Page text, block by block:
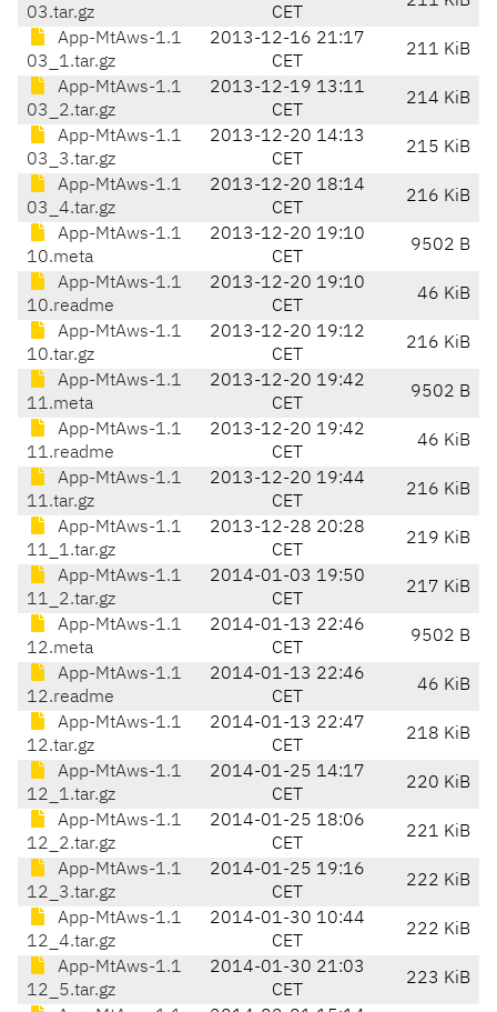
03.tar.gz CET
App-MtAws-1.1
03_1.tar.gz
2013-12-16 21:17
CET
211 KiB
App-MtAws-1.1
03_2.tar.gz
2013-12-19 13:11
CET
214 KiB
App-MtAws-1.1
03_3.tar.gz
2013-12-20 14:13
CET
215 KiB
App-MtAws-1.1
03_4.tar.gz
2013-12-20 18:14
CET
216 KiB
App-MtAws-1.1
10.meta
2013-12-20 19:10
CET
9502 B
App-MtAws-1.1
10.readme
2013-12-20 19:10
CET
46 KiB
App-MtAws-1.1
10.tar.gz
2013-12-20 19:12
CET
216 KiB
App-MtAws-1.1
11.meta
2013-12-20 19:42
CET
9502 B
App-MtAws-1.1
11.readme
2013-12-20 19:42
CET
46 KiB
App-MtAws-1.1
11.tar.gz
2013-12-20 19:44
CET
216 KiB
App-MtAws-1.1
11_1.tar.gz
2013-12-28 20:28
CET
219 KiB
App-MtAws-1.1
11_2.tar.gz
2014-01-03 19:50
CET
217 KiB
App-MtAws-1.1
12.meta
2014-01-13 22:46
CET
9502 B
App-MtAws-1.1
12.readme
2014-01-13 22:46
CET
46 KiB
App-MtAws-1.1
12.tar.gz
2014-01-13 22:47
CET
218 KiB
App-MtAws-1.1
12_1.tar.gz
2014-01-25 14:17
CET
220 KiB
App-MtAws-1.1
12_2.tar.gz
2014-01-25 18:06
CET
221 KiB
App-MtAws-1.1
12_3.tar.gz
2014-01-25 19:16
CET
222 KiB
App-MtAws-1.1
12_4.tar.gz
2014-01-30 10:44
CET
222 KiB
App-MtAws-1.1
12_5.tar.gz
2014-01-30 21:03
CET
223 KiB